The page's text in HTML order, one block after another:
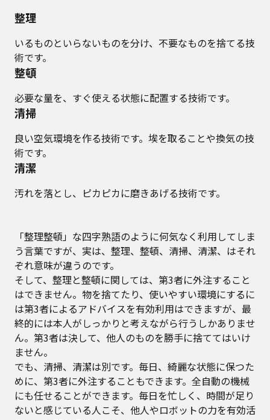
整理
いるものといらないものを分け、不要なものを捨てる技
術です。
整頓
必要な量を、すぐ使える状態に配置する技術です。
清掃
良い空気環境を作る技術です。埃を取ることや換気の技
術です。
清潔
汚れを落とし、ピカピカに磨きあげる技術です。
「整理整頓」な四字熟語のように何気なく利用してしま
う言葉ですが、実は、整理、整頓、清掃、清潔、はそれ
ぞれ意味が違うのです。
そして、整理と整頓に関しては、第3者に外注すること
はできません。物を捨てたり、使いやすい環境にするに
は第3者によるアドバイスを有効利用はできますが、最
終的には本人がしっかりと考えながら行うしかありませ
ん。第3者は決して、他人のものを勝手に捨ててはいけ
ません。
でも、清掃、清潔は別です。毎日、綺麗な状態に保つた
めに、第3者に外注することもできます。全自動の機械
にも任せることができます。毎日を忙しく、時間が足り
ないと感じている人こそ、他人やロボットの力を有効活